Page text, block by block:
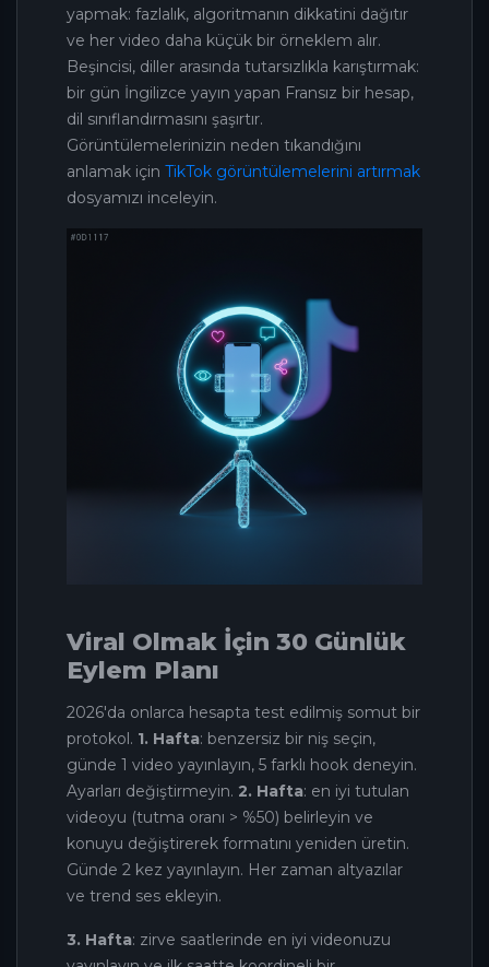
yapmak: fazlalık, algoritmanın dikkatini dağıtır
ve her video daha küçük bir örneklem alır.
Beşincisi, diller arasında tutarsızlıkla karıştırmak:
bir gün İngilizce yayın yapan Fransız bir hesap,
dil sınıflandırmasını şaşırtır.
Görüntülemelerinizin neden tıkandığını
anlamak için TikTok görüntülemelerini artırmak
dosyamızı inceleyin.
Viral Olmak İçin 30 Günlük
Eylem Planı
2026'da onlarca hesapta test edilmiş somut bir
protokol. 1. Hafta: benzersiz bir niş seçin,
günde 1 video yayınlayın, 5 farklı hook deneyin.
Ayarları değiştirmeyin. 2. Hafta: en iyi tutulan
videoyu (tutma oranı > %50) belirleyin ve
konuyu değiştirerek formatını yeniden üretin.
Günde 2 kez yayınlayın. Her zaman altyazılar
ve trend ses ekleyin.
3. Hafta: zirve saatlerinde en iyi videonuzu